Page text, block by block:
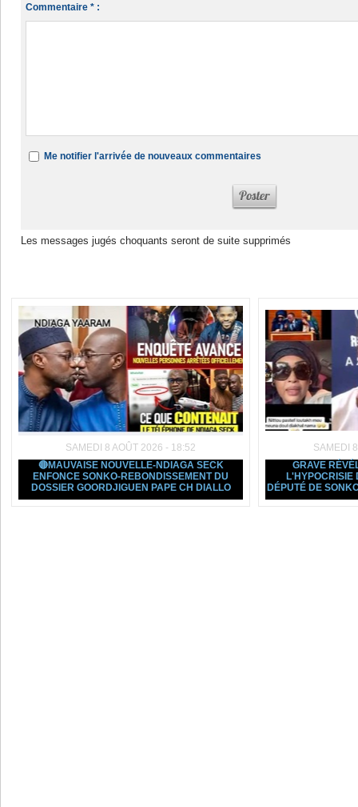
Commentaire * :
Me notifier l'arrivée de nouveaux commentaires
Les messages jugés choquants seront de suite supprimés
SAMEDI 8 AOÛT 2026 - 18:52
🔴MAUVAISE NOUVELLE-NDIAGA SECK
ENFONCE SONKO-REBONDISSEMENT DU
DOSSIER GOORDJIGUEN PAPE CH DIALLO
SAMEDI
GRAVE
L'HYPOCRISIE
DÉPUTÉ DE